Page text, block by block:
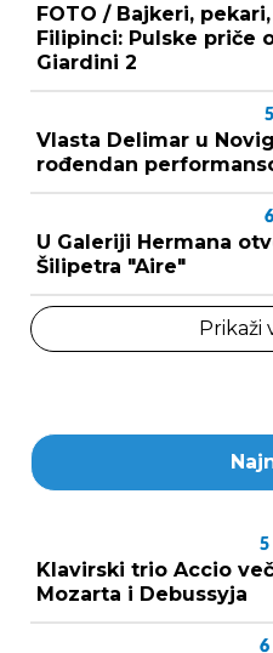
FOTO / Bajkeri,
Filipinci: Pulske priče
Giardini 2
Vlasta Delimar u
rođendan
U Galeriji Hermana
Šilipetra "Aire"
Prikaži
5
Klavirski trio Accio
Mozarta i Debussyja
6